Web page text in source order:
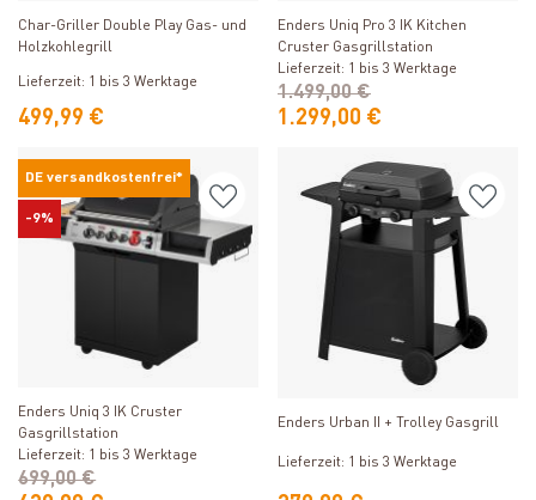
Char-Griller Double Play Gas- und
Holzkohlegrill
Lieferzeit: 1 bis 3 Werktage
499,99 €
Enders Uniq Pro 3 IK Kitchen
Cruster Gasgrillstation
Lieferzeit: 1 bis 3 Werktage
1.299,00 €
1.499,00 €
DE versandkostenfrei*
-9%
Produkt ansehen
Enders Uniq 3 IK Cruster
Gasgrillstation
Lieferzeit: 1 bis 3 Werktage
699,00 €
Produkt ansehen
Enders Urban II + Trolley Gasgrill
Lieferzeit: 1 bis 3 Werktage